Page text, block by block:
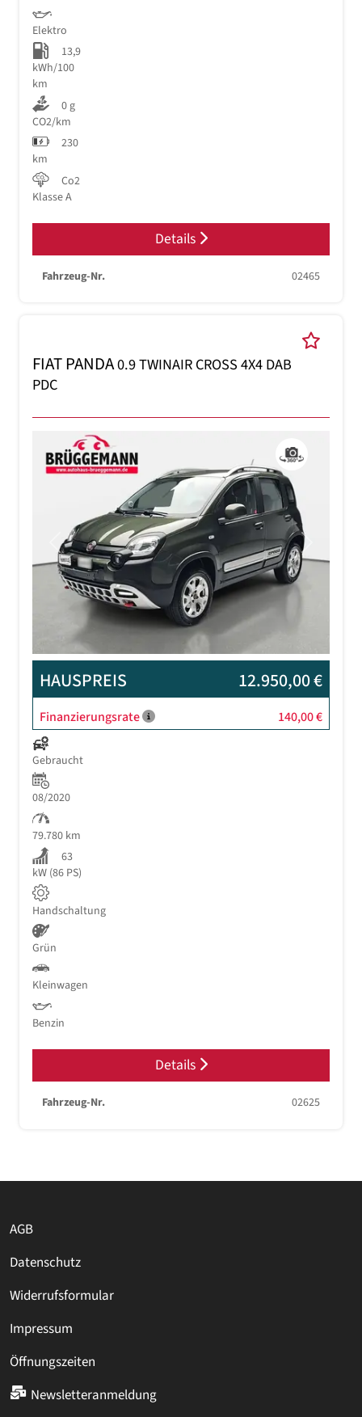
Elektro
13,9
kWh/100
km
0 g
CO2/km
230
km
Co2
Klasse A
Details
Fahrzeug-Nr. 02465
FIAT PANDA0.9 TWINAIR CROSS 4X4 DAB
PDC
Previous
HAUSPREIS 12.950,00 €
Finanzierungsrate 140,00 €
Gebraucht
08/2020
79.780 km
63
kW (86 PS)
Handschaltung
Grün
Kleinwagen
Benzin
Details
Fahrzeug-Nr. 02625
AGB
Datenschutz
Widerrufsformular
Impressum
Öffnungszeiten
Newsletteranmeldung